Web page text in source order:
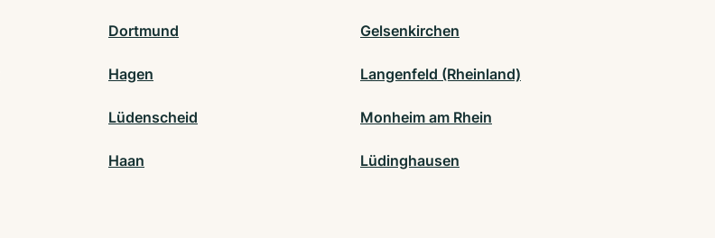
Dortmund Gelsenkirchen
Hagen Langenfeld (Rheinland)
Lüdenscheid Monheim am Rhein
Haan Lüdinghausen